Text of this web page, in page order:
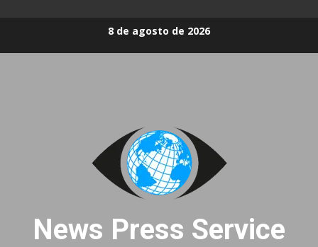
8 de agosto de 2026
News Press Service